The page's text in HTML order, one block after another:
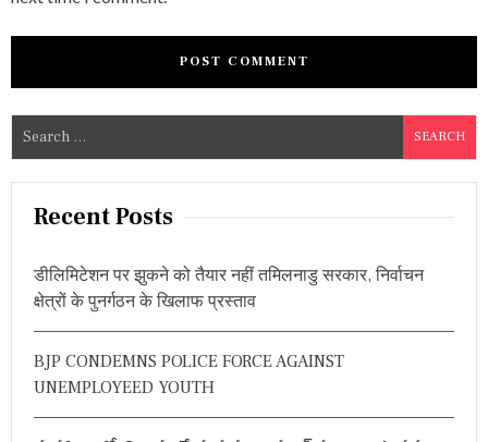
a
Recent Posts
डीलिमिटेशन पर झुकने को तैयार नहीं तमिलनाडु सरकार, निर्वाचन
क्षेत्रों के पुनर्गठन के खिलाफ प्रस्ताव
BJP CONDEMNS POLICE FORCE AGAINST
UNEMPLOYEED YOUTH